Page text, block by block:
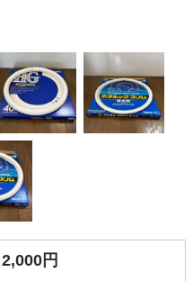
2,000円